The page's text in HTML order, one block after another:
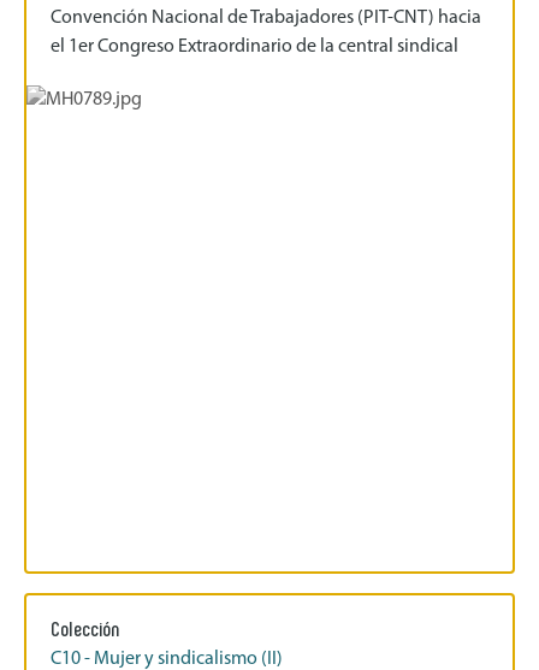
Convención Nacional de Trabajadores (PIT-CNT) hacia
el 1er Congreso Extraordinario de la central sindical
Colección
C10 - Mujer y sindicalismo (II)